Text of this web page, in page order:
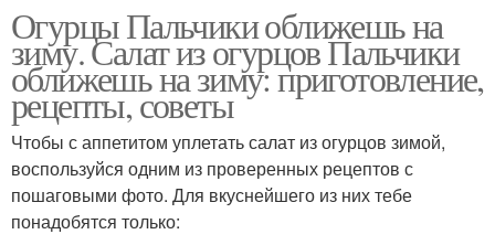
Огурцы Пальчики оближешь на
зиму. Салат из огурцов Пальчики
оближешь на зиму: приготовление,
рецепты, советы
Чтобы с аппетитом уплетать салат из огурцов зимой,
воспользуйся одним из проверенных рецептов с
пошаговыми фото. Для вкуснейшего из них тебе
понадобятся только: